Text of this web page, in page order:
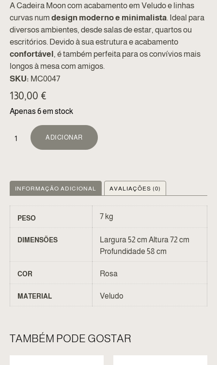
A Cadeira Moon com acabamento em Veludo e linhas
curvas num design moderno e minimalista. Ideal para
diversos ambientes, desde salas de estar, quartos ou
escritórios. Devido à sua estrutura e acabamento
confortável, é também perfeita para os convívios mais
longos à mesa com amigos.
SKU: MC0047
130,00 €
Apenas 6 em stock
ADICIONAR
INFORMAÇÃO ADICIONAL AVALIAÇÕES (0)
PESO 7 kg
DIMENSÕES
Largura 52 cm Altura 72 cm
Profundidade 58 cm
COR Rosa
MATERIAL Veludo
TAMBÉM PODE GOSTAR